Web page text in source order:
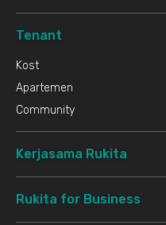
Tenant
Kost
Apartemen
Community
Kerjasama Rukita
Rukita for Business